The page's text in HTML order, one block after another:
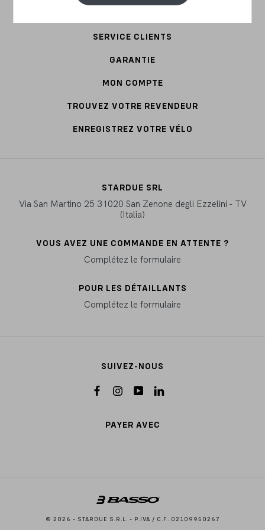
SERVICE CLIENTS
GARANTIE
MON COMPTE
TROUVEZ VOTRE REVENDEUR
ENREGISTREZ VOTRE VÉLO
STARDUE SRL
Via San Martino 25 31020 San Zenone degli Ezzelini - TV
(Italia)
VOUS AVEZ UNE COMMANDE EN ATTENTE ?
Complétez le formulaire
POUR LES DÉTAILLANTS
Complétez le formulaire
SUIVEZ-NOUS
PAYER AVEC
© 2026 - STARDUE S.R.L. - P.IVA / C.F. 02109950267